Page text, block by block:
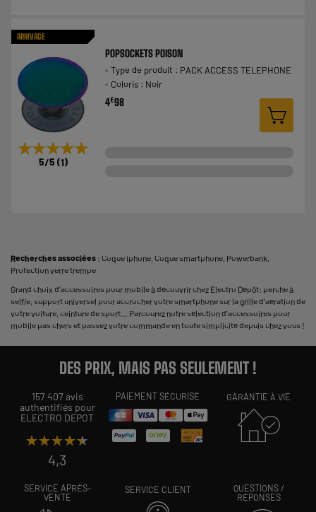
ARRIVAGE
★★★★★
★★★★★
5/5 (1)
POPSOCKETS POISON
Type de produit : PACK ACCESS TELEPHONE
Coloris : Noir
4€98
Recherches associées : Coque iphone Coque smartphone Powerbank
Protection verre trempe
Grand choix d'accessoires pour mobile à découvrir chez Electro Dépôt: perche à
selfie, support universel pour accrocher votre smartphone sur la grille d'aération de
votre voiture, ceinture de sport… Parcourez notre sélection d'accessoires pour
mobile pas chers et passez votre commande en toute simplicité depuis chez vous !
DES PRIX, MAIS PAS SEULEMENT !
157 407 avis
authentifiés pour
ELECTRO DEPOT
★★★★★
★★★★★
4,3
PAIEMENT SÉCURISÉ GARANTIE À VIE
SERVICE APRÈS-
VENTE
SERVICE CLIENT
QUESTIONS /
RÉPONSES